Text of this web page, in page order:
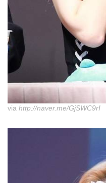
via http://naver.me/GjSWC9rI